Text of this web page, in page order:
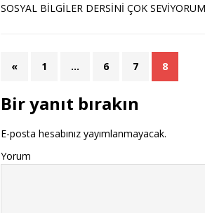
SOSYAL BİLGİLER DERSİNİ ÇOK SEVİYORUM
« 1 … 6 7 8
Bir yanıt bırakın
E-posta hesabınız yayımlanmayacak.
Yorum